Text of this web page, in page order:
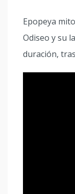
Epopeya
Odiseo y su
duración,